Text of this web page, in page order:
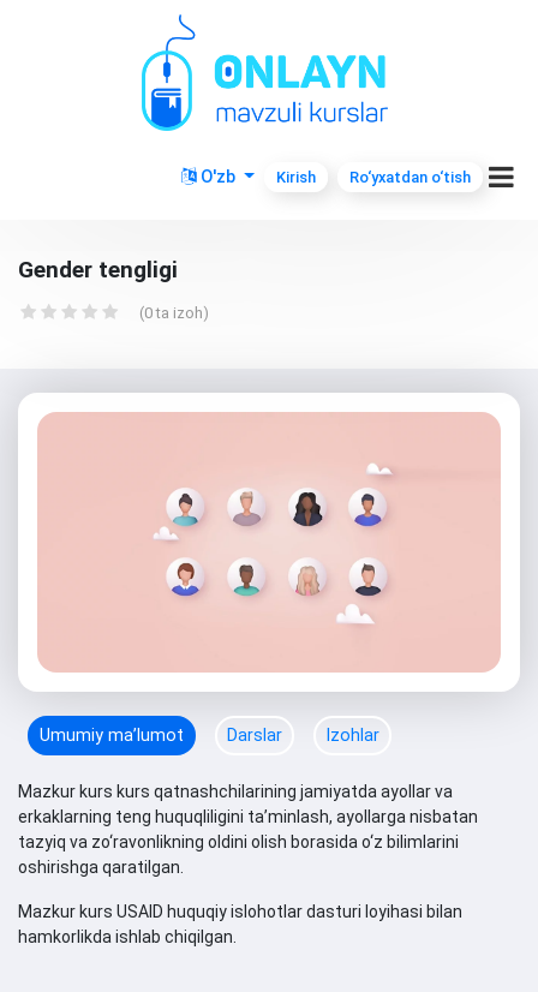
O'zb Kirish Ro‘yxatdan o‘tish
Gender tengligi
(0 ta izoh)
Umumiy maʼlumot Darslar Izohlar
Mazkur kurs kurs qatnashchilarining jamiyatda ayollar va
erkaklarning teng huquqliligini ta’minlash, ayollarga nisbatan
tazyiq va zo‘ravonlikning oldini olish borasida o‘z bilimlarini
oshirishga qaratilgan.
Mazkur kurs USAID huquqiy islohotlar dasturi loyihasi bilan
hamkorlikda ishlab chiqilgan.